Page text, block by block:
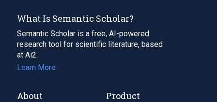
What Is Semantic Scholar?
Semantic Scholar is a free, AI-powered
research tool for scientific literature, based
at Ai2.
Learn More
About Product